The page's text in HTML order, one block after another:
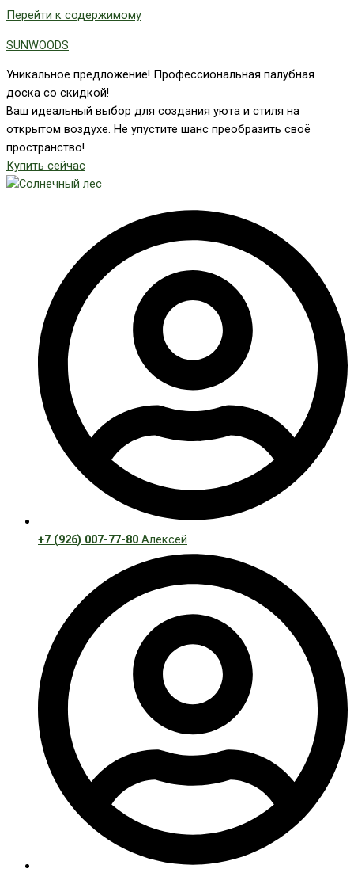
Перейти к содержимому
SUNWOODS
Уникальное предложение! Профессиональная палубная
доска со скидкой!
Ваш идеальный выбор для создания уюта и стиля на
открытом воздухе. Не упустите шанс преобразить своё
пространство!
Купить сейчас
+7 (926) 007-77-80 Алексей